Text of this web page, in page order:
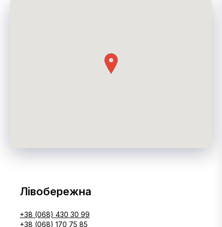
Лівобережна
+38 (068) 430 30 99
+38 (068) 170 75 85